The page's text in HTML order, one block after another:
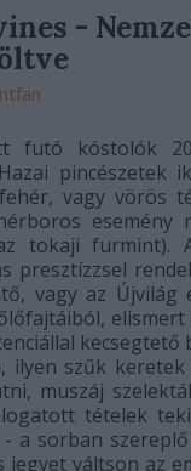
-
futó kóstolók
vagy vörös
tokaji
presztízzsel
vagy az
ilyen szűk
muszáj
tételek
a sorban
váltson az